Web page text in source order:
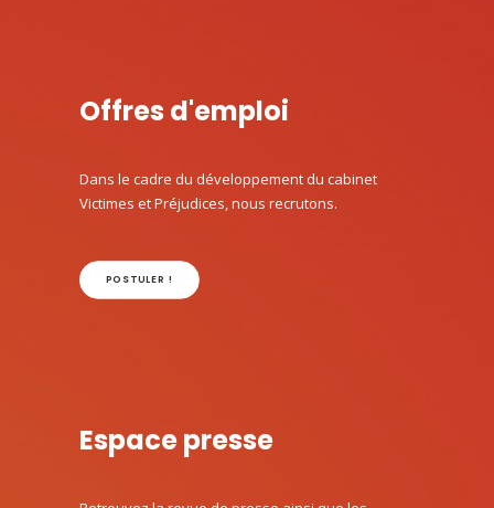
Offres d'emploi
Dans le cadre du développement du cabinet
Victimes et Préjudices, nous recrutons.
POSTULER !
Espace presse